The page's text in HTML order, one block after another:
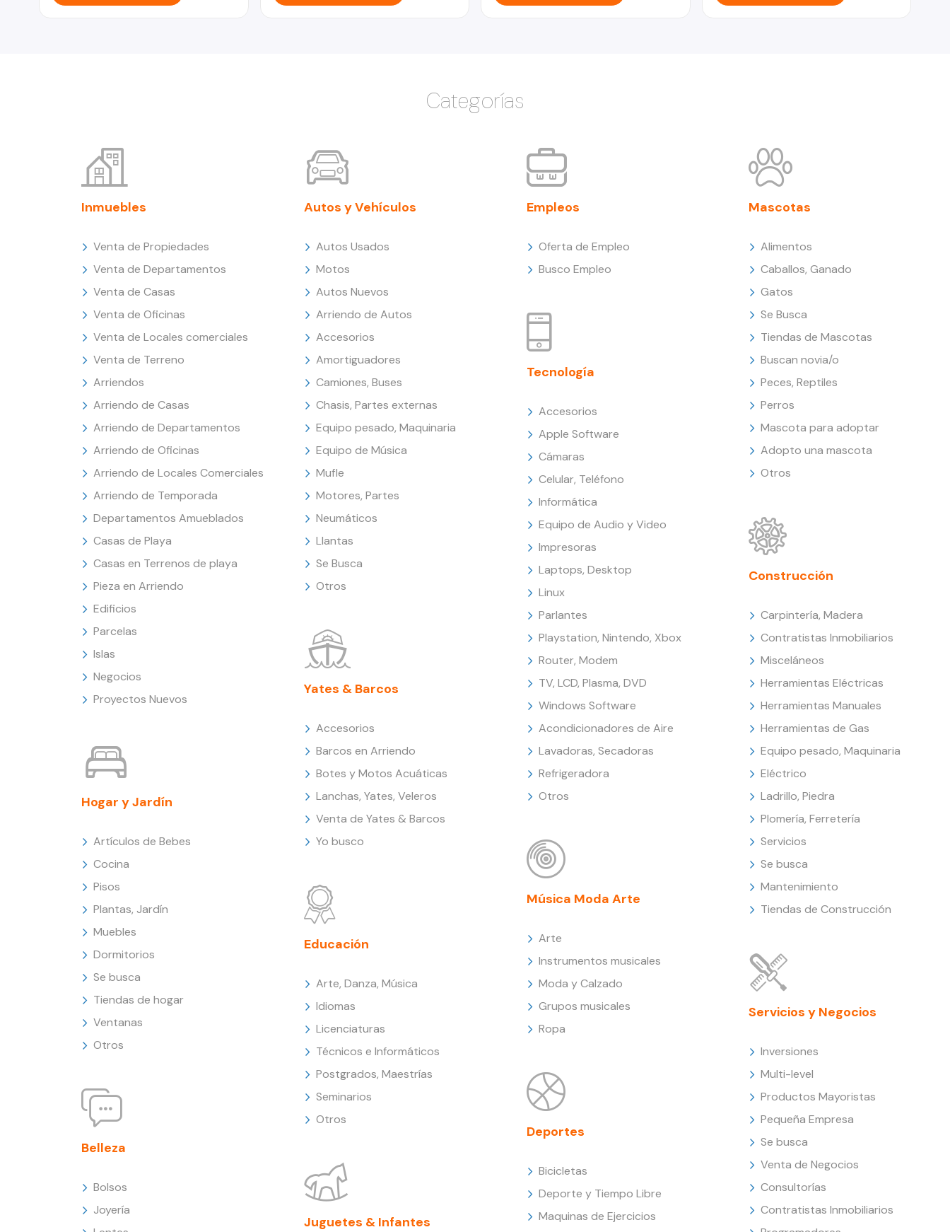
Categorías
Inmuebles
Venta de Propiedades
Venta de Departamentos
Venta de Casas
Venta de Oficinas
Venta de Locales comerciales
Venta de Terreno
Arriendos
Arriendo de Casas
Arriendo de Departamentos
Arriendo de Oficinas
Arriendo de Locales Comerciales
Arriendo de Temporada
Departamentos Amueblados
Casas de Playa
Casas en Terrenos de playa
Pieza en Arriendo
Edificios
Parcelas
Islas
Negocios
Proyectos Nuevos
Hogar y Jardín
Artículos de Bebes
Cocina
Pisos
Plantas, Jardín
Muebles
Dormitorios
Se busca
Tiendas de hogar
Ventanas
Otros
Belleza
Bolsos
Joyería
Autos y Vehículos
Autos Usados
Motos
Autos Nuevos
Arriendo de Autos
Accesorios
Amortiguadores
Camiones, Buses
Chasis, Partes externas
Equipo pesado, Maquinaria
Equipo de Música
Mufle
Motores, Partes
Neumáticos
Llantas
Se Busca
Otros
Yates & Barcos
Accesorios
Barcos en Arriendo
Botes y Motos Acuáticas
Lanchas, Yates, Veleros
Venta de Yates & Barcos
Yo busco
Educación
Arte, Danza, Música
Idiomas
Licenciaturas
Técnicos e Informáticos
Postgrados, Maestrías
Seminarios
Otros
Juguetes & Infantes
Empleos
Oferta de Empleo
Busco Empleo
Tecnología
Accesorios
Apple Software
Cámaras
Celular, Teléfono
Informática
Equipo de Audio y Video
Impresoras
Laptops, Desktop
Linux
Parlantes
Playstation, Nintendo, Xbox
Router, Modem
TV, LCD, Plasma, DVD
Windows Software
Acondicionadores de Aire
Lavadoras, Secadoras
Refrigeradora
Otros
Música Moda Arte
Arte
Instrumentos musicales
Moda y Calzado
Grupos musicales
Ropa
Deportes
Bicicletas
Deporte y Tiempo Libre
Maquinas de Ejercicios
Mascotas
Alimentos
Caballos, Ganado
Gatos
Se Busca
Tiendas de Mascotas
Buscan novia/o
Peces, Reptiles
Perros
Mascota para adoptar
Adopto una mascota
Otros
Construcción
Carpintería, Madera
Contratistas Inmobiliarios
Misceláneos
Herramientas Eléctricas
Herramientas Manuales
Herramientas de Gas
Equipo pesado, Maquinaria
Eléctrico
Ladrillo, Piedra
Plomería, Ferretería
Servicios
Se busca
Mantenimiento
Tiendas de Construcción
Servicios y Negocios
Inversiones
Multi-level
Productos Mayoristas
Pequeña Empresa
Se busca
Venta de Negocios
Consultorías
Contratistas Inmobiliarios